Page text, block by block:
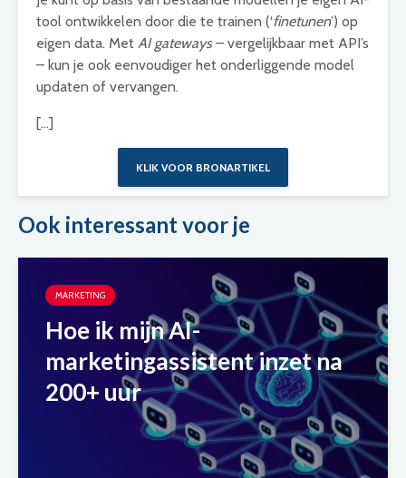
tool ontwikkelen door die te trainen (‘finetunen’) op
eigen data. Met AI gateways– vergelijkbaar met API’s
– kun je ook eenvoudiger het onderliggende model
updaten of vervangen.
[…]
KLIK VOOR BRONARTIKEL
Ook interessant voor je
MARKETING
Hoe ik mijn AI-
marketingassistent inzet na
200+ uur